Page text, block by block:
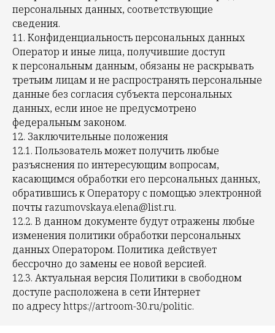
персональных данных, соответствующие
сведения.
11. Конфиденциальность персональных данных
Оператор и иные лица, получившие доступ
к персональным данным, обязаны не раскрывать
третьим лицам и не распространять персональные
данные без согласия субъекта персональных
данных, если иное не предусмотрено
федеральным законом.
12. Заключительные положения
12.1. Пользователь может получить любые
разъяснения по интересующим вопросам,
касающимся обработки его персональных данных,
обратившись к Оператору с помощью электронной
почты razumovskaya.elena@list.ru.
12.2. В данном документе будут отражены любые
изменения политики обработки персональных
данных Оператором. Политика действует
бессрочно до замены ее новой версией.
12.3. Актуальная версия Политики в свободном
доступе расположена в сети Интернет
по адресу https://artroom-30.ru/politic.